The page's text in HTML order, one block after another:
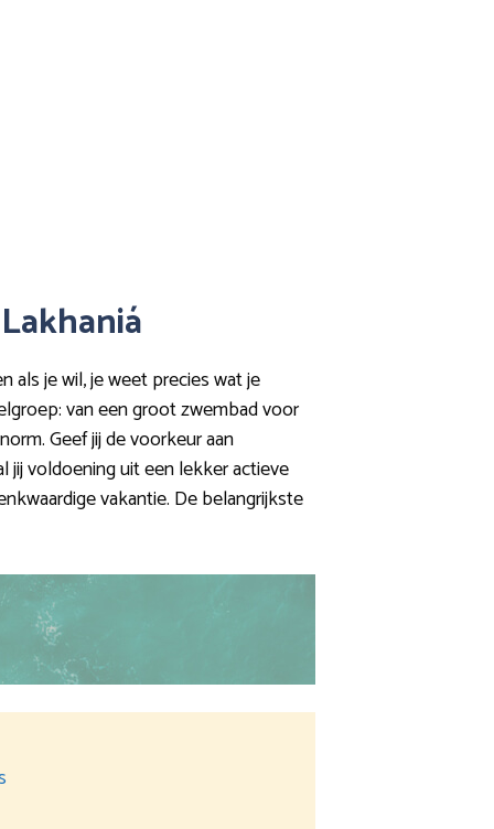
als je wil, je weet precies wat je
van een groot zwembad voor
Geef jij de voorkeur aan
voldoening uit een lekker actieve
vakantie. De belangrijkste